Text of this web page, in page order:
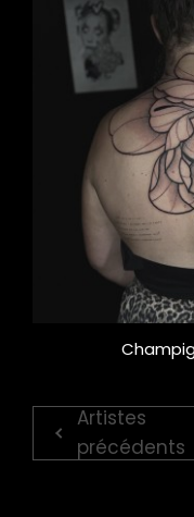
Artistes
précédents